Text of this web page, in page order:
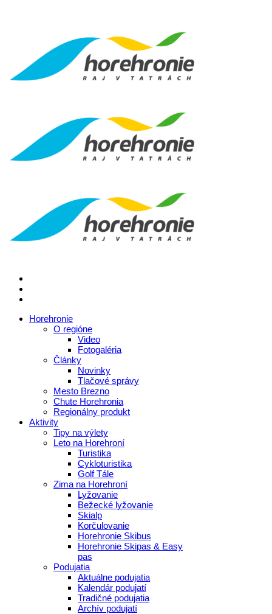
Horehronie
O regióne
Video
Fotogaléria
Články
Novinky
Tlačové správy
Mesto Brezno
Chute Horehronia
Regionálny produkt
Aktivity
Tipy na výlety
Leto na Horehroní
Turistika
Cykloturistika
Golf Tále
Zima na Horehroní
Lyžovanie
Bežecké lyžovanie
Skialp
Korčulovanie
Horehronie Skibus
Horehronie Skipas & Easy
pas
Podujatia
Aktuálne podujatia
Kalendár podujatí
Tradičné podujatia
Archív podujatí